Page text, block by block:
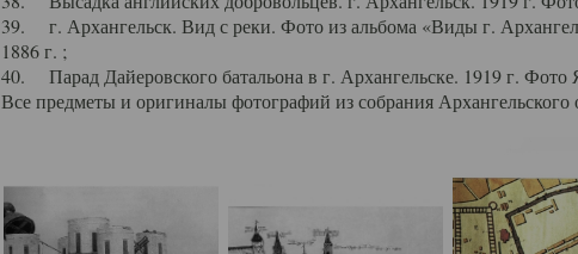
39. г. Архангельск. Вид с реки. Фото из альбома «Виды г.
1886 г. ;
40. Парад Дайеровского батальона в г. Архангельске. 1919 г.
Все предметы и оригиналы фотографий из собрания Архангельского